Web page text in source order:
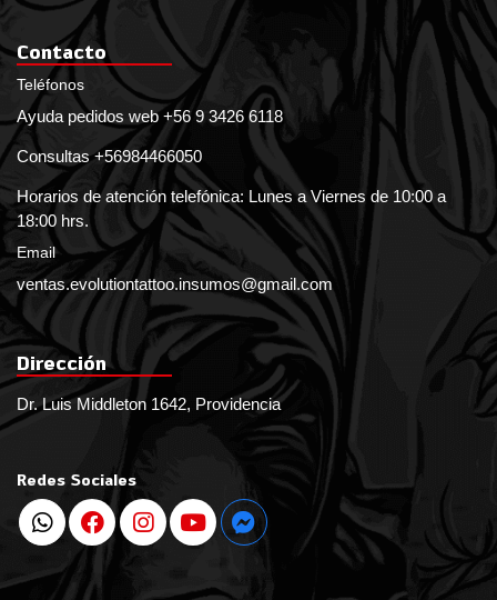
Contacto
Teléfonos
Ayuda pedidos web +56 9 3426 6118
Consultas +56984466050
Horarios de atención telefónica: Lunes a Viernes de 10:00 a
18:00 hrs.
Email
ventas.evolutiontattoo.insumos@gmail.com
Dirección
Dr. Luis Middleton 1642, Providencia
Redes Sociales